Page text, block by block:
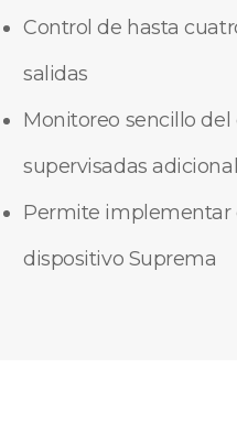
Control de hasta
salidas
Monitoreo sencillo
supervisadas
Permite implementar
dispositivo Suprema